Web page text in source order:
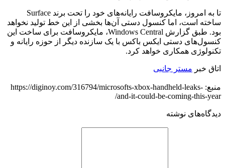
تا به امروز، مایکروسافت رایانه‌های خود را تحت برند Surface
ساخته است، اما کنسول دستی آن‌ها بخشی از این خط تولید نخواهد
بود. طبق گزارش Windows Central، مایکروسافت برای ساخت این
کنسول‌های دستی ایکس باکس با یک سازنده دیگر از حوزه رایانه و
تکنولوژی همکاری خواهد کرد.
اتاق خبر مستر جانبی
منبع: https://diginoy.com/316794/microsofts-xbox-handheld-leaks-
and-it-could-be-coming-this-year/
دیدگاه‌های نوشته